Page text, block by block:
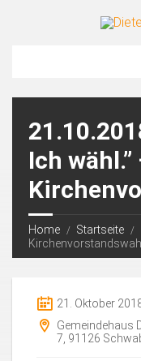
Ich wähl.”
Home Startseite
Kirchenvorstandswahl
21. Oktober
Gemeindehaus
7, 91126